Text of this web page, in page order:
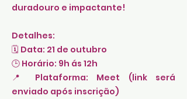
duradouro e impactante!
Detalhes:
🗓️ Data: 21 de outubro
🕒 Horário: 9h ás 12h
📍 Plataforma: Meet (link será
enviado após inscrição)